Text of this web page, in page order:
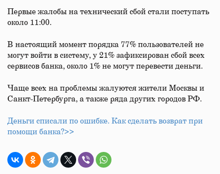
Первые жалобы на технический сбой стали поступать
около 11:00.
В настоящий момент порядка 77% пользователей не
могут войти в систему, у 21% зафиксирован сбой всех
сервисов банка, около 1% не могут перевести деньги.
Чаще всех на проблемы жалуются жители Москвы и
Санкт-Петербурга, а также ряда других городов РФ.
Деньги списали по ошибке. Как сделать возврат при
помощи банка?>>